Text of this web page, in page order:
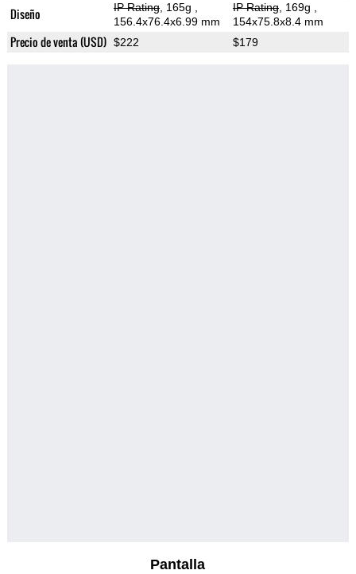
Diseño IP Rating, 165g
156.4x76.4x6.99 mm
IP Rating, 169g
154x75.8x8.4 mm
Precio de venta (USD) $222 $179
Pantalla